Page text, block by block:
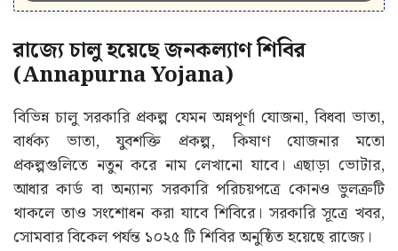
রাজ্যে চালু হয়েছে জনকল্যাণ শিবির
(Annapurna Yojana)
বিভিন্ন চালু সরকারি প্রকল্প যেমন অন্নপূর্ণা যোজনা, বিধবা ভাতা,
বার্ধক্য ভাতা, যুবশক্তি প্রকল্প, কিষাণ যোজনার মতো
প্রকল্পগুলিতে নতুন করে নাম লেখানো যাবে। এছাড়া ভোটার,
আধার কার্ড বা অন্যান্য সরকারি পরিচয়পত্রে কোনও ভুলত্রুটি
থাকলে তাও সংশোধন করা যাবে শিবিরে। সরকারি সূত্রে খবর,
সোমবার বিকেল পর্যন্ত ১০২৫ টি শিবির অনুষ্ঠিত হয়েছে রাজ্যে।